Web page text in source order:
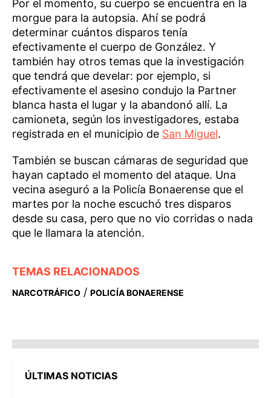
Por el momento, su cuerpo se encuentra en la
morgue para la autopsia. Ahí se podrá
determinar cuántos disparos tenía
efectivamente el cuerpo de González. Y
también hay otros temas que la investigación
que tendrá que develar: por ejemplo, si
efectivamente el asesino condujo la Partner
blanca hasta el lugar y la abandonó allí. La
camioneta, según los investigadores, estaba
registrada en el municipio de San Miguel.
También se buscan cámaras de seguridad que
hayan captado el momento del ataque. Una
vecina aseguró a la Policía Bonaerense que el
martes por la noche escuchó tres disparos
desde su casa, pero que no vio corridas o nada
que le llamara la atención.
TEMAS RELACIONADOS
NARCOTRÁFICO / POLICÍA BONAERENSE
ÚLTIMAS NOTICIAS